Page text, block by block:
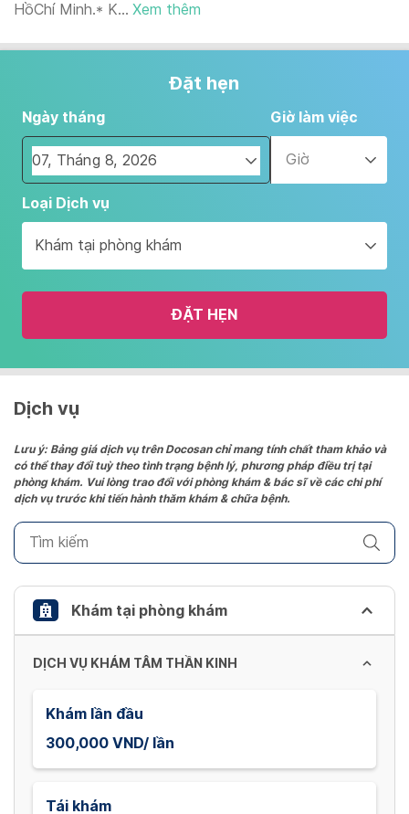
HồChí Minh.* K... Xem thêm
Đặt hẹn
Ngày tháng
Navigate
forward
interact
with
the
and
date.
the
question
mark
to
keyboard
shortcuts
changing
Giờ làm việc
Giờ
Loại Dịch vụ
Khám tại phòng khám
ĐẶT HẸN
Dịch vụ
Lưu ý: Bảng giá dịch vụ trên Docosan chỉ mang tính chất tham khảo và
có thể thay đổi tuỳ theo tình trạng bệnh lý, phương pháp điều trị tại
phòng khám. Vui lòng trao đổi với phòng khám & bác sĩ về các chi phí
dịch vụ trước khi tiến hành thăm khám & chữa bệnh.
Khám tại phòng khám
DỊCH VỤ KHÁM TÂM THẦN KINH
Khám lần đầu
300,000 VND/ lần
Tái khám